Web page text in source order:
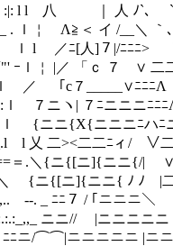
:|: l l 八 ｜ 人 ﾉ`､ `、 `
. ｌ￤ Λ≧＜ イ /__＼ ｀
ｌ l ／ﾆ[人]７|/ﾆﾆﾆ>
: :´"' ｰｌ￤ |／ 「ｃ ７
ｌ ／ ｢c７_____∨ﾆﾆﾆΛ
:|: :ｌ ７ニヽ| ７ﾆニニ
:|: ｌ {ニニ{X{ニニニﾆ
:|_.l l 乂 二><二二ﾆィ/ ∨
＝.＼{ニ{[ニ]{ニニ{/|
＼ {ニ{[ニ]{ニニ{ ﾉ ﾉ |二
-‐. _ ﾆﾆ７ / ｢ニニニ＼
ニニ// |ニニニニ
ﾆﾆニ/⌒⌒|ニニニニニ |ニ